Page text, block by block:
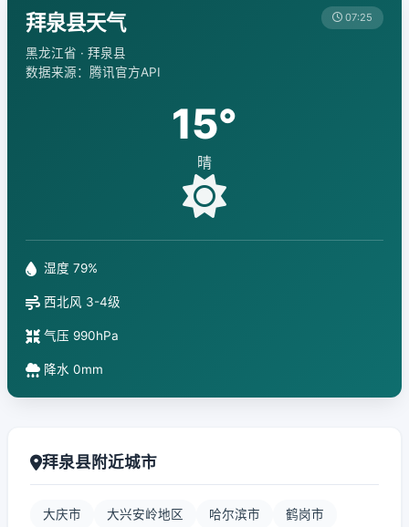
拜泉县天气
黑龙江省 · 拜泉县
数据来源：腾讯官方API
07:25
15°
晴
湿度 79%
西北风 3-4级
气压 990hPa
降水 0mm
拜泉县附近城市
大庆市 大兴安岭地区 哈尔滨市 鹤岗市